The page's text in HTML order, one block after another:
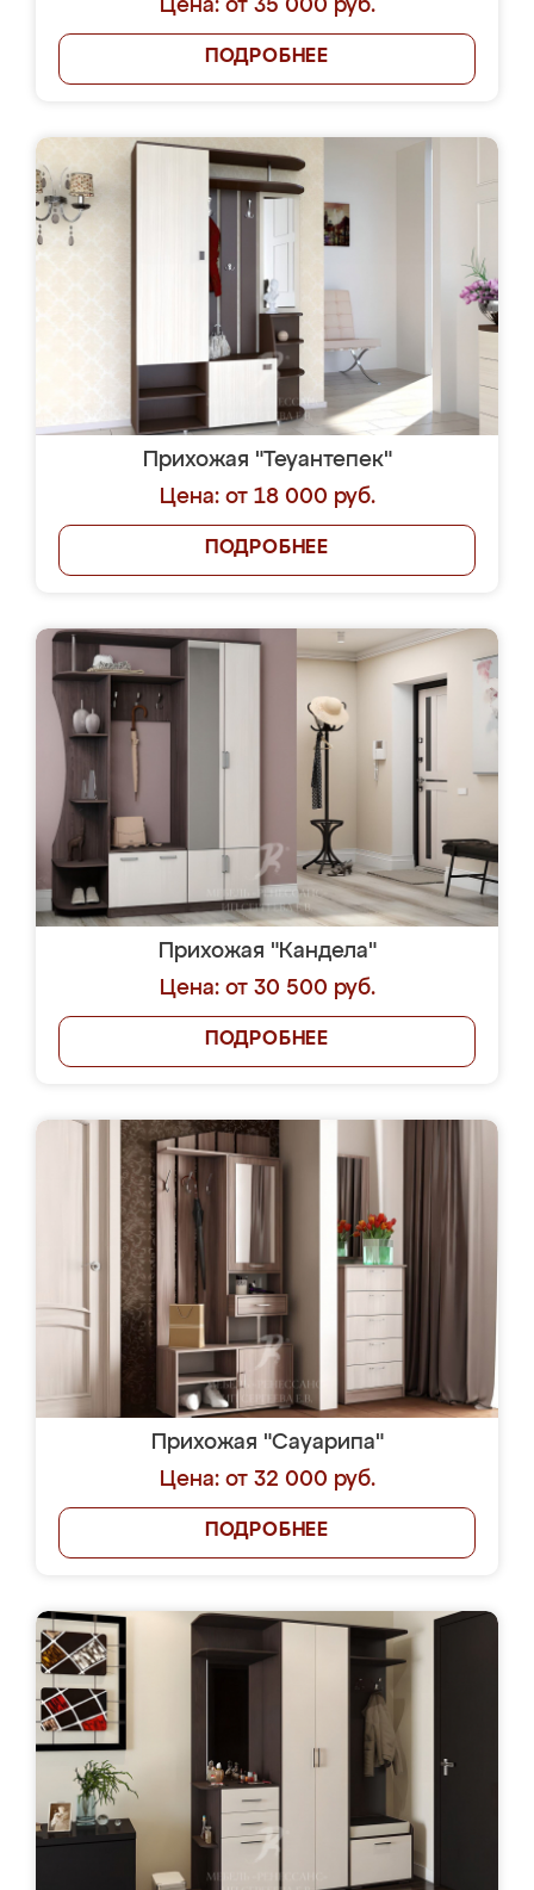
Цена: от 35 000 руб.
ПОДРОБНЕЕ
Прихожая "Теуантепек"
Цена: от 18 000 руб.
ПОДРОБНЕЕ
Прихожая "Кандела"
Цена: от 30 500 руб.
ПОДРОБНЕЕ
Прихожая "Сауарипа"
Цена: от 32 000 руб.
ПОДРОБНЕЕ